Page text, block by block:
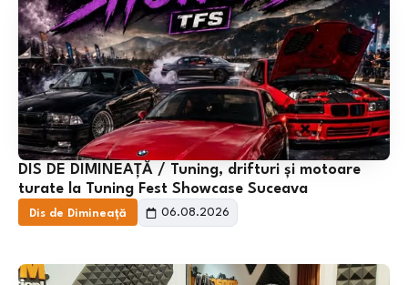
DIS DE DIMINEAȚĂ / Tuning, drifturi și motoare
turate la Tuning Fest Showcase Suceava
Dis de Dimineață 06.08.2026